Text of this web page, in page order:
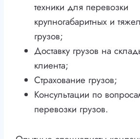
техники для перевозки
крупногабаритных и
грузов;
Доставку грузов на
клиента;
Страхование грузов;
Консультации по
перевозки грузов.